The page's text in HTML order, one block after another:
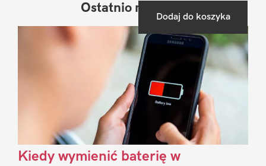
Dodaj do koszyka
Sidebar
Ostatnio na blogu
Kiedy wymienić baterię w